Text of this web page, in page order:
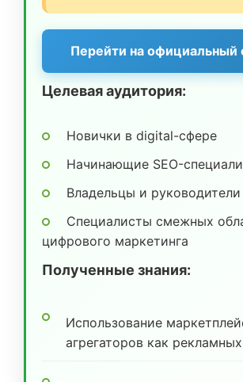
Перейти на официальный
Целевая аудитория:
Новички в digital-сфере
Начинающие SEO-
Владельцы и руководители
Специалисты смежных
цифрового маркетинга
Полученные знания:
Использование
агрегаторов как